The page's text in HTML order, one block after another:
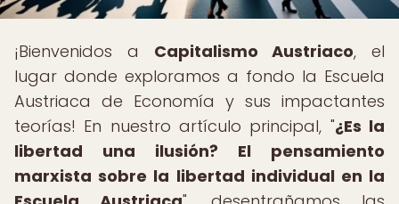
¡Bienvenidos a Capitalismo Austriaco, el
lugar donde exploramos a fondo la Escuela
Austriaca de Economía y sus impactantes
teorías! En nuestro artículo principal, "¿Es la
libertad una ilusión? El pensamiento
marxista sobre la libertad individual en la